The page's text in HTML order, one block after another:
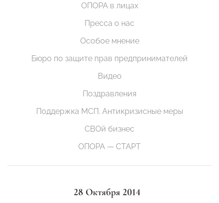
ОПОРА в лицах
Пресса о нас
Особое мнение
Бюро по защите прав предпринимателей
Видео
Поздравления
Поддержка МСП. Антикризисные меры
СВОй бизнес
ОПОРА — СТАРТ
28 Октября 2014